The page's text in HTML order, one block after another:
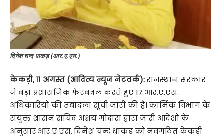
दिनेश चन्द धाकड़ (आर.ए.एस.)
केकड़ी, 11 अगस्त (आदित्य न्यूज नेटवर्क):राजस्थान सरकार
ने बड़ा प्रशासनिक फेरबदल करते हुए 17 आर.ए.एस.
अधिकारियों की तबादला सूची जारी की है। कार्मिक विभाग के
संयुक्त शासन सचिव अक्षय गोदारा द्वारा जारी आदेशों के
अनुसार आर.ए.एस. दिनेश चन्द धाकड़ को नवगठित केकड़ी